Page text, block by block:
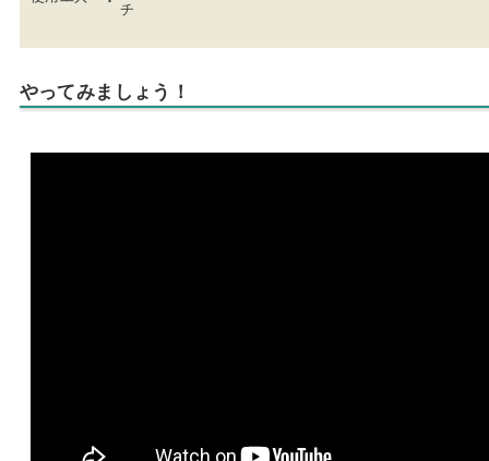
チ
やってみましょう！